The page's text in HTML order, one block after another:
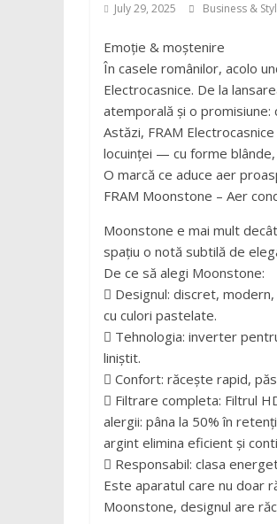
July 29, 2025 Business &
Emoție & moștenire
În casele românilor, acolo
Electrocasnice. De la
atemporală și o
Astăzi, FRAM
locuinței — cu forme
O marcă ce aduce aer
FRAM Moonstone – Aer
Moonstone e mai mult
spațiu o notă subtilă de
De ce să alegi Moonstone:
 Designul: discret,
cu culori pastelate.
 Tehnologia: inverter
liniștit.
 Confort: răcește rapid,
 Filtrare completa: Filtrul
alergii: pâna la 50% în
argint elimina eficient și
 Responsabil: clasa
Este aparatul care nu doar
Moonstone, designul are